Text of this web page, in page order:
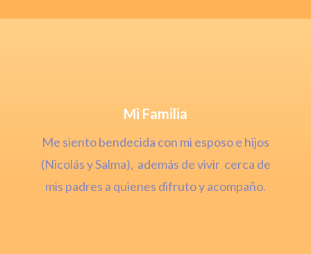
Mi Familia
Me siento bendecida con mi esposo e hijos
(Nicolás y Salma), además de vivir cerca de
mis padres a quienes difruto y acompaño.